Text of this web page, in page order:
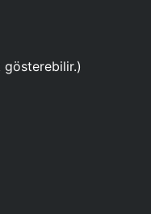
gösterebilir.)